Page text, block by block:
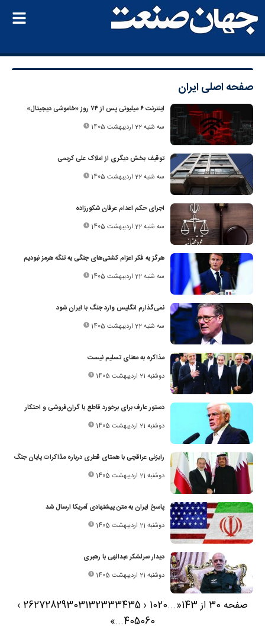
صفحه اصلیایران
اینترنت ۶ میلیونی پس از ۷۴ روز «خاموشی دیجیتال»
سه شنبه 22 اردیبهشت 1405
توقیف بخش دیگری از املاک علی کریمی
سه شنبه 22 اردیبهشت 1405
اجرای حکم اعدام عرفان شکورزاده
سه شنبه 22 اردیبهشت 1405
هرگز به فکر اعزام کشتی‌های جنگی به تنگه هرمز نبودیم
سه شنبه 22 اردیبهشت 1405
نمی‌گذارم انگلیس وارد جنگ با ایران شود
سه شنبه 22 اردیبهشت 1405
مذاکره به معنای تسلیم نیست
دوشنبه 21 اردیبهشت 1405
دستور عارف برای برخورد قاطع با گران‌فروشی و احتکار
دوشنبه 21 اردیبهشت 1405
رایزنی عراقچی با همتای قطری درباره مذاکرات پایان جنگ
دوشنبه 21 اردیبهشت 1405
پاسخ ایران به متن پیشنهادی آمریکا ارسال شد
دوشنبه 21 اردیبهشت 1405
دیدار سرلشکر عبدالهی با رهبری
دوشنبه 21 اردیبهشت 1405
صفحه 30 از 143 «
...
1020
‹
26272829303132333435
›
405060
...
»